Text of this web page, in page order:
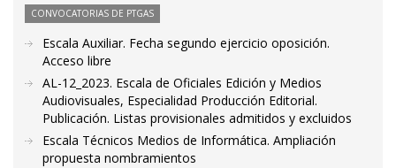
CONVOCATORIAS DE PTGAS
Escala Auxiliar. Fecha segundo ejercicio oposición.
Acceso libre
AL-12_2023. Escala de Oficiales Edición y Medios
Audiovisuales, Especialidad Producción Editorial.
Publicación. Listas provisionales admitidos y excluidos
Escala Técnicos Medios de Informática. Ampliación
propuesta nombramientos